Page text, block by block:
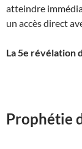
atteindre
un accès direct
La 5e révélation
Prophétie